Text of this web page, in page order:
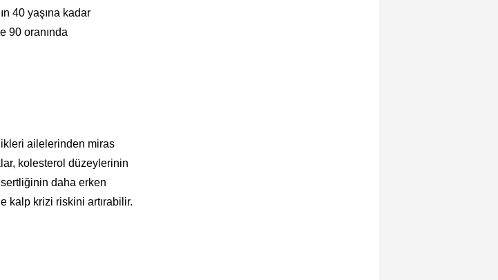
40 yaşına kadar
90 oranında
ailelerinden miras
kolesterol düzeylerinin
daha erken
kalp krizi riskini artırabilir.